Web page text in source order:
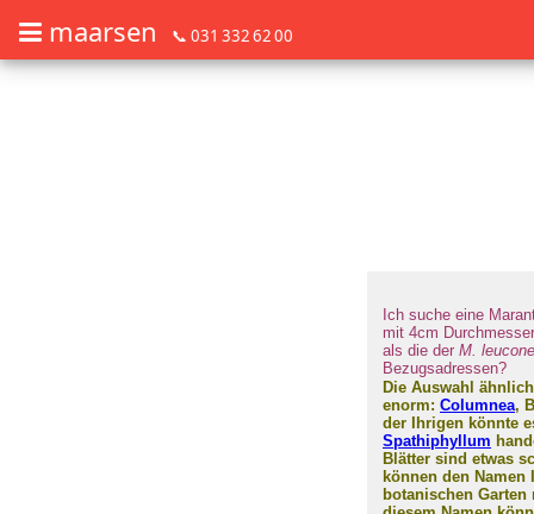
maarsen 📞 031 332 62 00